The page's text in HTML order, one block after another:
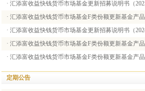
· 汇添富收益快钱货币市场基金更新招募说明书（
· 汇添富收益快钱货币市场基金F类份额更新基金产
· 汇添富收益快钱货币市场基金更新招募说明书（
· 汇添富收益快钱货币市场基金F类份额更新基金产
· 汇添富收益快钱货币市场基金F类份额更新基金产
定期公告